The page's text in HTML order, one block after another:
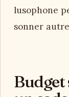
lusophone
sonner
Budget